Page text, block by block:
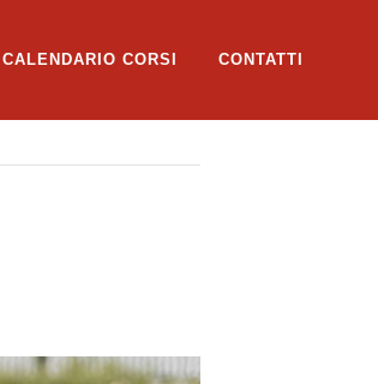
CALENDARIO CORSI CONTATTI